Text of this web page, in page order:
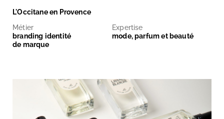
L'Occitane en Provence
Métier
branding identité
de marque
Expertise
mode, parfum et beauté